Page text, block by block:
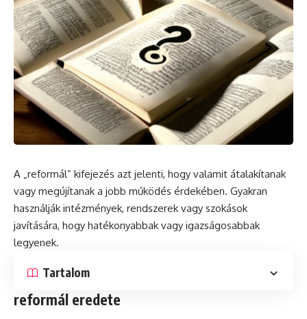
A „reformál” kifejezés azt jelenti, hogy valamit átalakítanak
vagy megújítanak a jobb működés érdekében. Gyakran
használják intézmények, rendszerek vagy szokások
javítására, hogy hatékonyabbak vagy igazságosabbak
legyenek.
Tartalom
reformál eredete